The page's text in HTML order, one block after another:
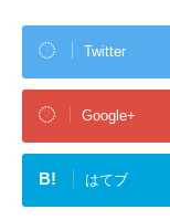
Twitter
Google+
B! はてブ